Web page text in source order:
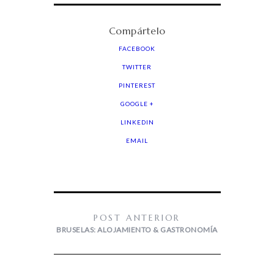
Compártelo
FACEBOOK
TWITTER
PINTEREST
GOOGLE +
LINKEDIN
EMAIL
POST ANTERIOR
BRUSELAS: ALOJAMIENTO & GASTRONOMÍA